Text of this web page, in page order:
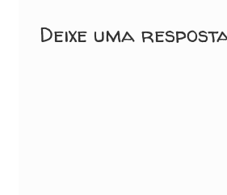
Deixe uma